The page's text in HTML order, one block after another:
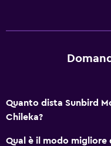
Quanto dista Sunbird
Chileka?
Qual è il modo migliore